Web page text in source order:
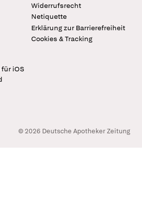
Widerrufsrecht
Netiquette
Erklärung zur Barrierefreiheit
Cookies & Tracking
iOS
© 2026 Deutsche Apotheker Zeitung